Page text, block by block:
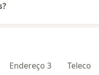
Endereço 3